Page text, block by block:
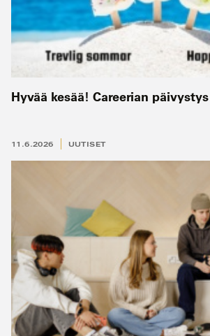
Hyvää kesää! Careerian
11.6.2026 UUTISET